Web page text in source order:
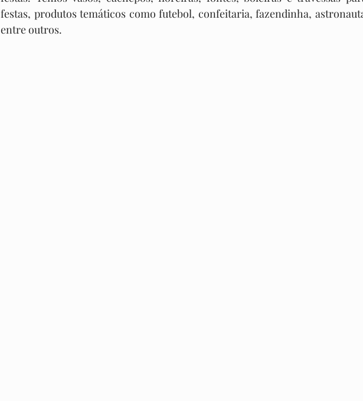
festas, produtos temáticos como futebol, confeitaria, fazendinha,
entre outros.